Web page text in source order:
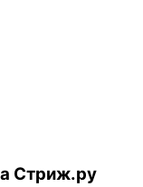
Стриж.ру